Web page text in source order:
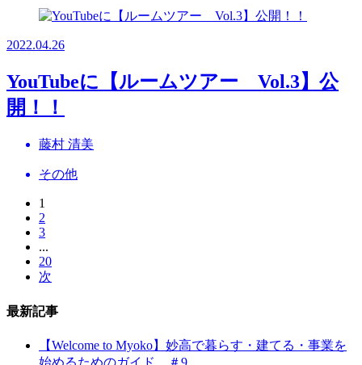
2022.04.26
YouTubeに【ルームツアー Vol.3】公
開！！
藤村 清美
その他
1
2
3
...
20
次
最新記事
【Welcome to Myoko】妙高で暮らす・建てる・事業を
始めるためのガイド ＃9